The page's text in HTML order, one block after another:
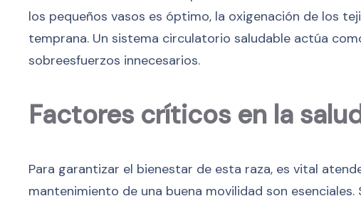
los pequeños vasos es óptimo, la oxigenación de los
temprana. Un sistema circulatorio saludable actúa
sobreesfuerzos innecesarios.
Factores críticos en la
Para garantizar el bienestar de esta raza, es vital
mantenimiento de una buena movilidad son